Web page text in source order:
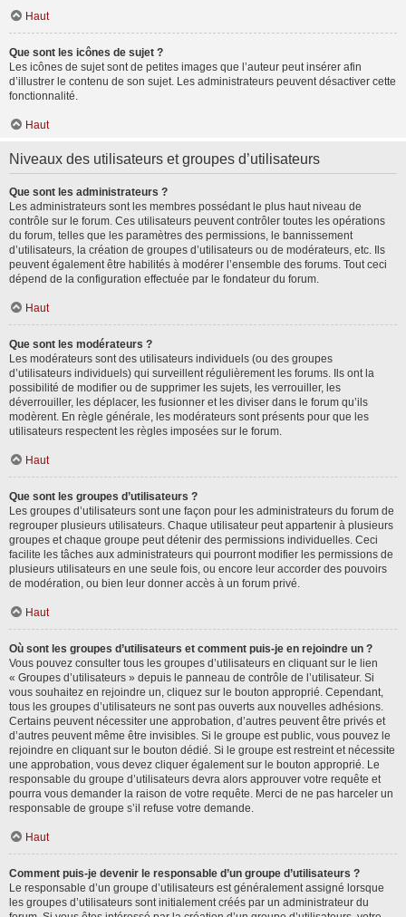
Haut
Que sont les icônes de sujet ?
Les icônes de sujet sont de petites images que l’auteur peut insérer afin
d’illustrer le contenu de son sujet. Les administrateurs peuvent désactiver cette
fonctionnalité.
Haut
Niveaux des utilisateurs et groupes d’utilisateurs
Que sont les administrateurs ?
Les administrateurs sont les membres possédant le plus haut niveau de
contrôle sur le forum. Ces utilisateurs peuvent contrôler toutes les opérations
du forum, telles que les paramètres des permissions, le bannissement
d’utilisateurs, la création de groupes d’utilisateurs ou de modérateurs, etc. Ils
peuvent également être habilités à modérer l’ensemble des forums. Tout ceci
dépend de la configuration effectuée par le fondateur du forum.
Haut
Que sont les modérateurs ?
Les modérateurs sont des utilisateurs individuels (ou des groupes
d’utilisateurs individuels) qui surveillent régulièrement les forums. Ils ont la
possibilité de modifier ou de supprimer les sujets, les verrouiller, les
déverrouiller, les déplacer, les fusionner et les diviser dans le forum qu’ils
modèrent. En règle générale, les modérateurs sont présents pour que les
utilisateurs respectent les règles imposées sur le forum.
Haut
Que sont les groupes d’utilisateurs ?
Les groupes d’utilisateurs sont une façon pour les administrateurs du forum de
regrouper plusieurs utilisateurs. Chaque utilisateur peut appartenir à plusieurs
groupes et chaque groupe peut détenir des permissions individuelles. Ceci
facilite les tâches aux administrateurs qui pourront modifier les permissions de
plusieurs utilisateurs en une seule fois, ou encore leur accorder des pouvoirs
de modération, ou bien leur donner accès à un forum privé.
Haut
Où sont les groupes d’utilisateurs et comment puis-je en rejoindre un ?
Vous pouvez consulter tous les groupes d’utilisateurs en cliquant sur le lien
« Groupes d’utilisateurs » depuis le panneau de contrôle de l’utilisateur. Si
vous souhaitez en rejoindre un, cliquez sur le bouton approprié. Cependant,
tous les groupes d’utilisateurs ne sont pas ouverts aux nouvelles adhésions.
Certains peuvent nécessiter une approbation, d’autres peuvent être privés et
d’autres peuvent même être invisibles. Si le groupe est public, vous pouvez le
rejoindre en cliquant sur le bouton dédié. Si le groupe est restreint et nécessite
une approbation, vous devez cliquer également sur le bouton approprié. Le
responsable du groupe d’utilisateurs devra alors approuver votre requête et
pourra vous demander la raison de votre requête. Merci de ne pas harceler un
responsable de groupe s’il refuse votre demande.
Haut
Comment puis-je devenir le responsable d’un groupe d’utilisateurs ?
Le responsable d’un groupe d’utilisateurs est généralement assigné lorsque
les groupes d’utilisateurs sont initialement créés par un administrateur du